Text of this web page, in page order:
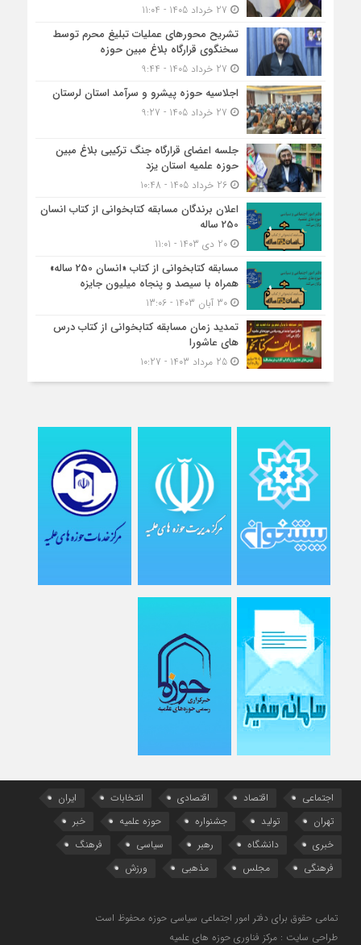
تشریح محورهای عملیات تبلیغ محرم توسط
سخنگوی قرارگاه بلاغ مبین حوزه
اجلاسیه حوزه پیشرو و سرآمد استان لرستان
جلسه اعضای قرارگاه جنگ ترکیبی بلاغ مبین
حوزه علمیه استان یزد
26 خرداد 1405 - 10:48
اعلان برندگان مسابقه کتابخوانی از کتاب انسان
250 ساله
20 دی 1403 - 11:01
مسابقه کتاب‎خوانی از کتاب «انسان 250 ساله»
همراه با سیصد و پنجاه میلیون جایزه
30 آبان 1403 - 13:06
تمدید زمان مسابقه کتابخوانی از کتاب درس
های عاشورا
25 مرداد 1403 - 10:27
اجتماعی اقتصاد اقتصادی انتخابات
ایران
تهران
تولید جشنواره حوزه علمیه
خبر
خبری
دانشگاه رهبر سیاسی
فرهنگ
فرهنگی
مجلس مذهبی ورزش
تمامی حقوق برای دفتر امور اجتماعی سیاسی حوزه محفوظ است
طراحی سایت : مرکز فناوری حوزه های علمیه